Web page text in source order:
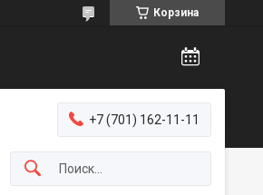
Корзина
+7 (701) 162-11-11